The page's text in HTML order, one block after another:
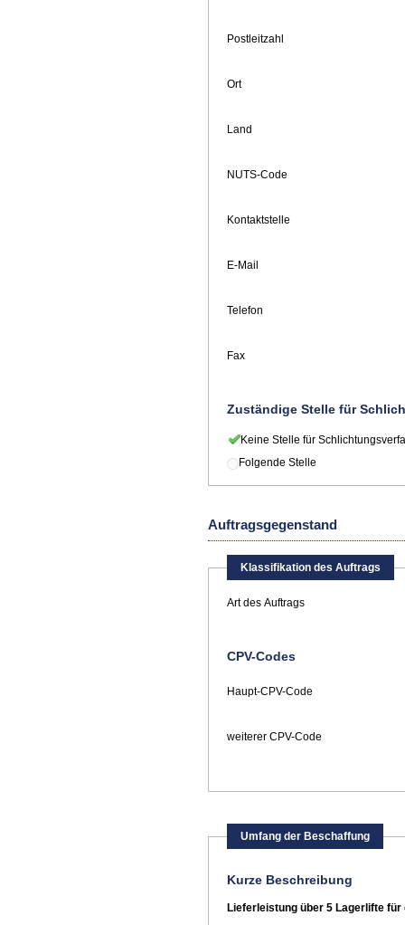
Postleitzahl
Ort
Land
NUTS-Code
Kontaktstelle
E-Mail
Telefon
Fax
Zuständige Stelle für
Keine Stelle für
Folgende Stelle
Auftragsgegenstand
Klassifikation des Auftrags
Art des Auftrags
CPV-Codes
Haupt-CPV-Code
weiterer CPV-Code
Umfang der Beschaffung
Kurze Beschreibung
Lieferleistung über 5 Lagerlifte